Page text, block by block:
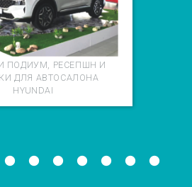
ПОДИУМ, РЕСЕПШН И
ДЛЯ АВТОСАЛОНА
HYUNDAI